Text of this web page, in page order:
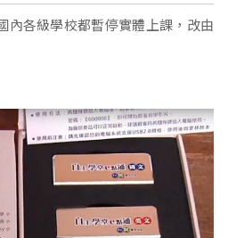
內各級學校都暫停實體上課，改由